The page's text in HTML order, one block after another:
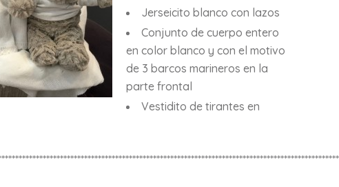
Jerseicito blanco con lazos
Conjunto de cuerpo entero
en color blanco y con el motivo
de 3 barcos marineros en la
parte frontal
Vestidito de tirantes en